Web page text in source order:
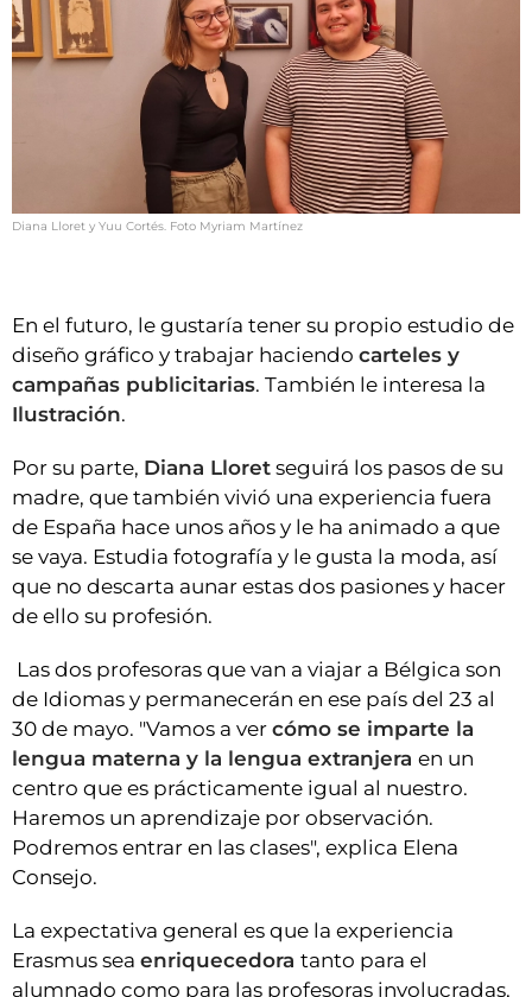
Diana Lloret y Yuu Cortés. Foto Myriam Martínez
En el futuro, le gustaría tener su propio estudio de
diseño gráfico y trabajar haciendo carteles y
campañas publicitarias. También le interesa la
Ilustración.
Por su parte, Diana Lloret seguirá los pasos de su
madre, que también vivió una experiencia fuera
de España hace unos años y le ha animado a que
se vaya. Estudia fotografía y le gusta la moda, así
que no descarta aunar estas dos pasiones y hacer
de ello su profesión.
Las dos profesoras que van a viajar a Bélgica son
de Idiomas y permanecerán en ese país del 23 al
30 de mayo. "Vamos a ver cómo se imparte la
lengua materna y la lengua extranjera en un
centro que es prácticamente igual al nuestro.
Haremos un aprendizaje por observación.
Podremos entrar en las clases", explica Elena
Consejo.
La expectativa general es que la experiencia
Erasmus sea enriquecedora tanto para el
alumnado como para las profesoras involucradas,